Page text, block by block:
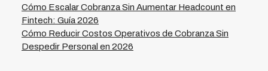
cumplimiento que muestran exactamente dónde podrías
estar incumpliendo regulaciones antes de que se
conviertan en problemas legales. Esto es
especialmente crítico en LATAM, donde regulaciones
Cómo Escalar Cobranza Sin Aumentar Headcount en
Fintech: Guía 2026
Cómo Reducir Costos Operativos de Cobranza Sin
Despedir Personal en 2026